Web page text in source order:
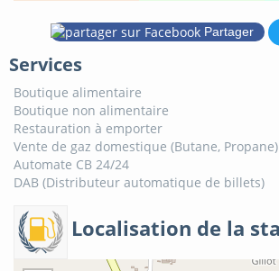
Partager
Services
Boutique alimentaire
Boutique non alimentaire
Restauration à emporter
Vente de gaz domestique (Butane, Propane)
Automate CB 24/24
DAB (Distributeur automatique de billets)
Localisation de la